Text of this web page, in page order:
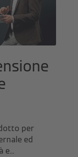
per
ed
e...